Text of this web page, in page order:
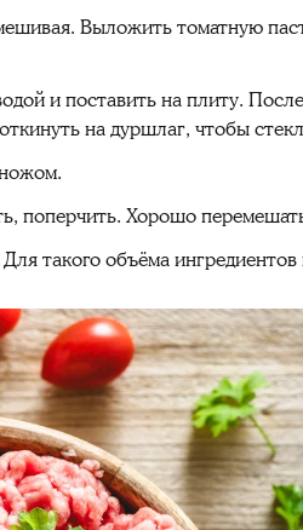
Выложить томатную
и поставить на плиту.
на дуршлаг, чтобы
поперчить. Хорошо
такого объёма